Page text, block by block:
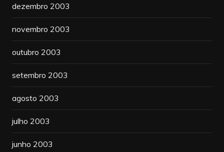
dezembro 2003
novembro 2003
outubro 2003
setembro 2003
agosto 2003
julho 2003
junho 2003